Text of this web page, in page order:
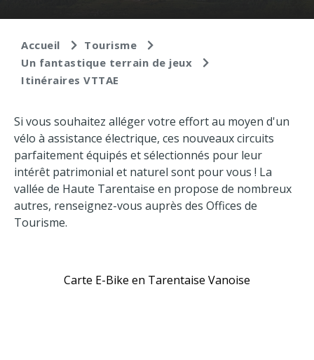
Accueil
Tourisme
Un fantastique terrain de jeux
Itinéraires VTTAE
Si vous souhaitez alléger votre effort au moyen d'un
vélo à assistance électrique, ces nouveaux circuits
parfaitement équipés et sélectionnés pour leur
intérêt patrimonial et naturel sont pour vous ! La
vallée de Haute Tarentaise en propose de nombreux
autres, renseignez-vous auprès des Offices de
Tourisme.
Carte E-Bike en Tarentaise Vanoise